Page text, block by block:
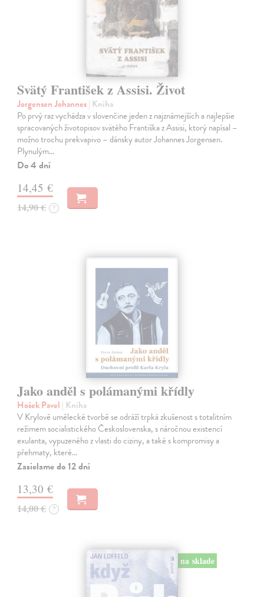
Svätý František z Assisi. Život
Jorgensen Johannes| Kniha
Po prvý raz vychádza v slovenčine jeden z najznámejších a najlepšie
spracovaných životopisov svätého Františka z Assisi, ktorý napísal –
možno trochu prekvapivo – dánsky autor Johannes Jorgensen.
Plynulým…
Do 4 dní
14,45 €
14,90 € ?
Jako anděl s polámanými křídly
Hošek Pavel | Kniha
V Krylově umělecké tvorbě se odráží trpká zkušenost s totalitním
režimem socialistického Československa, s náročnou existencí
exulanta, vypuzeného z vlasti do ciziny, a také s kompromisy a
přehmaty, které…
Zasielame do 12 dní
13,30 €
14,00 € ?
na sklade